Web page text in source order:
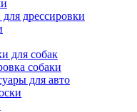
дрессировки
для собак
собаки
для авто